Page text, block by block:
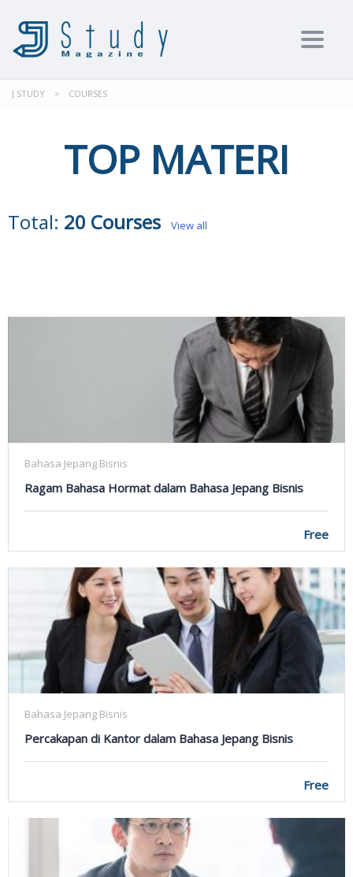
J STUDY > COURSES
TOP MATERI
Total: 20 Courses View all
Bahasa Jepang Bisnis
Ragam Bahasa Hormat dalam Bahasa Jepang Bisnis
Free
Bahasa Jepang Bisnis
Percakapan di Kantor dalam Bahasa Jepang Bisnis
Free